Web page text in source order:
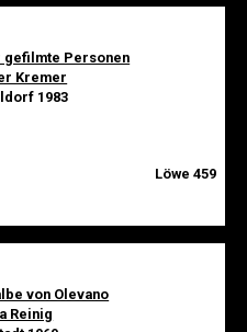
gefilmte Personen
Kremer
1983
Löwe 459
von Olevano
Reinig